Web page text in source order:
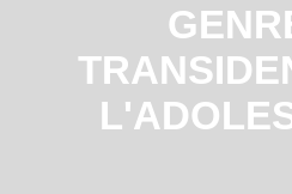
NOUS CONNAÎTRE